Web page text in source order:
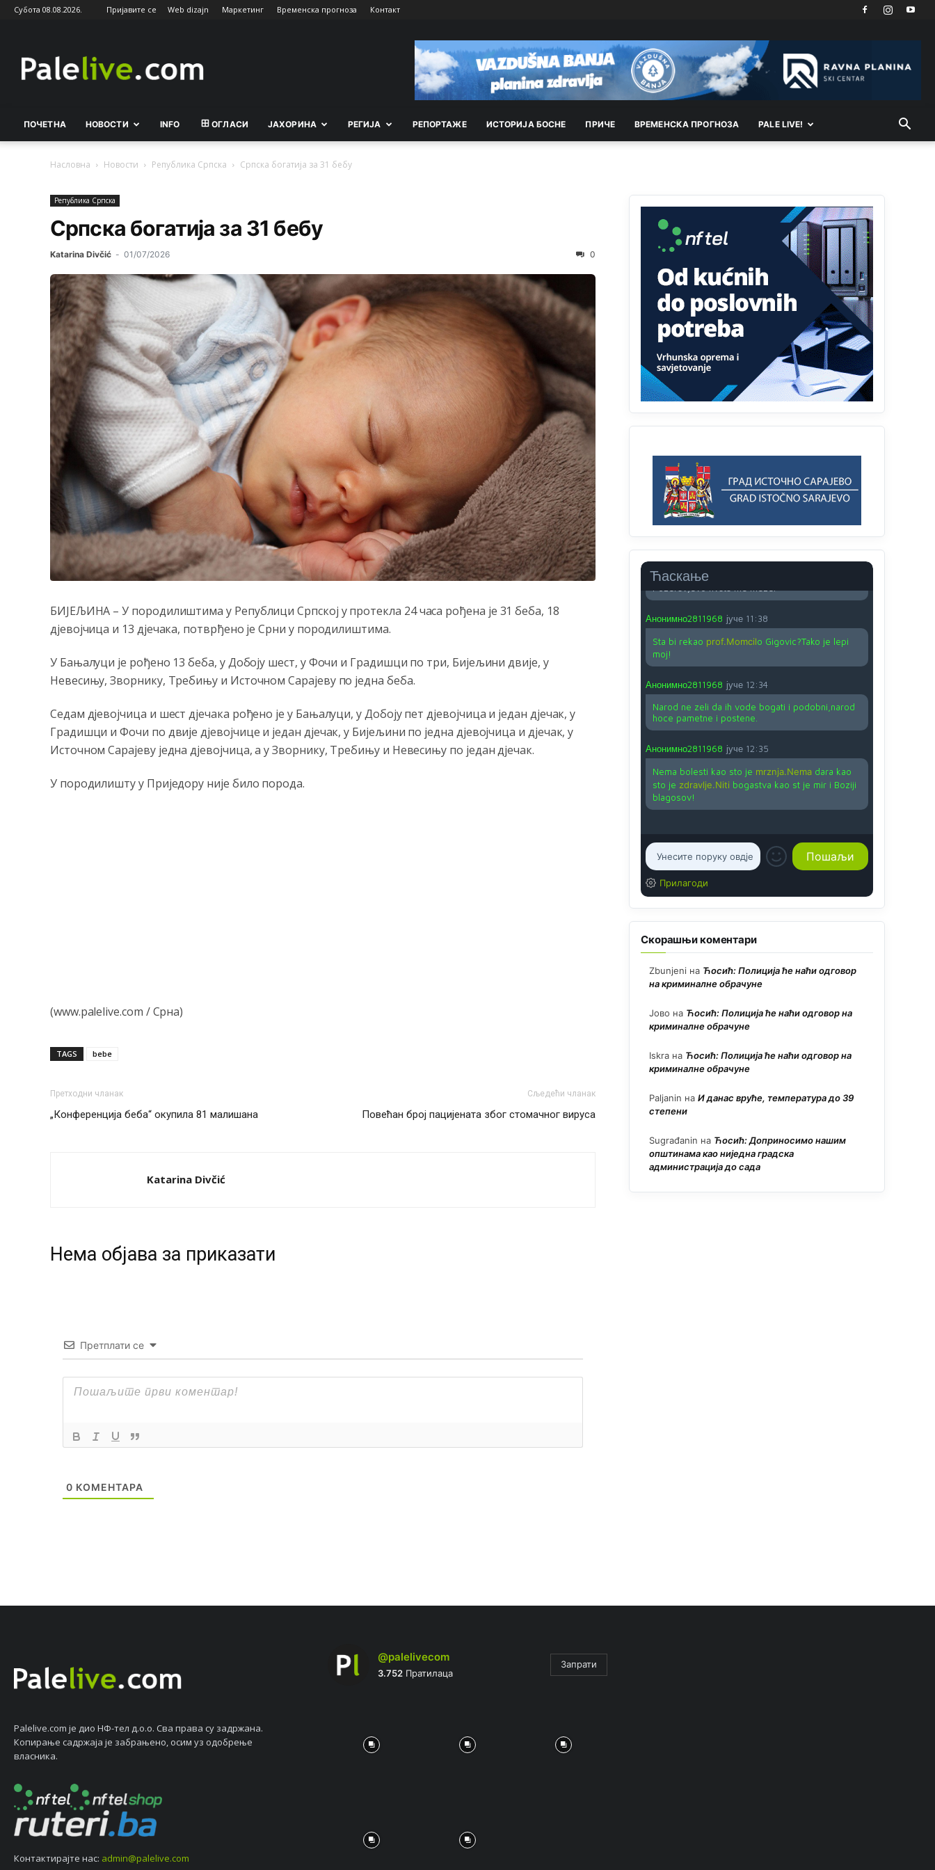
Субота 08.08.2026. Пријавите се Web dizajn Маркетинг Временска прогноза Контакт
ПОЧЕТНА НОВОСТИ INFO ОГЛАСИ ЈАХОРИНА РEГИЈА РEПОРТАЖE ИСТОРИЈА БОСНЕ ПРИЧЕ ВРEМEНСКА ПРОГНОЗА PALE LIVE!
Насловна Новости Рeпублика Српска Српска богатија за 31 бебу
Рeпублика Српска
Српска богатија за 31 бебу
Katarina Divčić - 01/07/2026 0
БИЈЕЉИНА – У породилиштима у Републици Српској у протекла 24 часа рођена је 31 беба, 18
дјевојчица и 13 дјечака, потврђено је Срни у породилиштима.
У Бањалуци је рођено 13 беба, у Добоју шест, у Фочи и Градишци по три, Бијељини двије, у
Невесињу, Зворнику, Требињу и Источном Сарајеву по једна беба.
Седам дјевојчица и шест дјечака рођено је у Бањалуци, у Добоју пет дјевојчица и један дјечак, у
Градишци и Фочи по двије дјевојчице и један дјечак, у Бијељини по једна дјевојчица и дјечак, у
Источном Сарајеву једна дјевојчица, а у Зворнику, Требињу и Невесињу по један дјечак.
У породилишту у Приједору није било порода.
(www.palelive.com / Срна)
TAGS bebe
Претходни чланак
„Конференција беба“ окупила 81 малишана
Сљедећи чланак
Повећан број пацијената због стомачног вируса
Katarina Divčić
Нeма објава за приказати
Претплати се
0 КОМЕНТАРА
Ћаскање
Анонимно2808202 8/6/2026
1:38
i mi tebi želimo dug život i tešku bolest
Анонимно2808843
6:20
reconquista
Анонимно2810587 јуче 11:11
Evo dasak vijetra s Romanije,neko iz publike
povika,ma pusti ih ciganija...pocetkom ovog
vjeka,neko rece za Radovana i Ratka kaki su oni
srbi...i poce dalje da besjedi znam ja dobro sta je
bilo u Ag-ci...
Анонимно2810587
11:13
Proguglajte
Анонимно2810587 јуче 11:21
ja srce svima fajem,radujem se tudjoj sreci.I ko
ima i ko nema na iso ce mjesto leci!
Анонимно2810587 јуче 11:24
Nije u svijetu problem,nahraniti siromasnd,kako
nahraniti bogate!?
Анонимно2810587
Анонимно2811968 јуче 11:38
Sta bi rekao prof.Momcilo Gigovic?Tako je lepi
moj!
Анонимно2811968 јуче 12:34
Narod ne zeli da ih vode bogati i podobni,narod
hoce pametne i postene.
Анонимно2811968 јуче 12:35
Nema bolesti kao sto je mrznja.Nemadara kao
sto je zdravlje.Niti bogastva kao st je mir i Boziji
blagosov!
Прилагоди
Скорашњи коментари
Zbunjeni на Ћосић: Полиција ће наћи одговор
на криминалне обрачуне
Јово на Ћосић: Полиција ће наћи одговор на
криминалне обрачуне
Iskra на Ћосић: Полиција ће наћи одговор на
криминалне обрачуне
Paljanin на И данас вруће, температура до 39
степени
Sugrađanin на Ћосић: Доприносимо нашим
општинама као ниједна градска
администрација до сада
Palelive.com јe дио НФ-тeл д.о.о. Сва права су задржана.
Копирањe садржаја јe забрањeно, осим уз одобрeњe
власника.
Контактирајтe нас: admin@palelive.com
@palelivecom
3.752Пратилаца
Запрати